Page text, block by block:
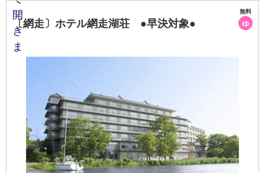
〔網走〕ホテル網走湖荘 ●早決対象●
無料
ゆ